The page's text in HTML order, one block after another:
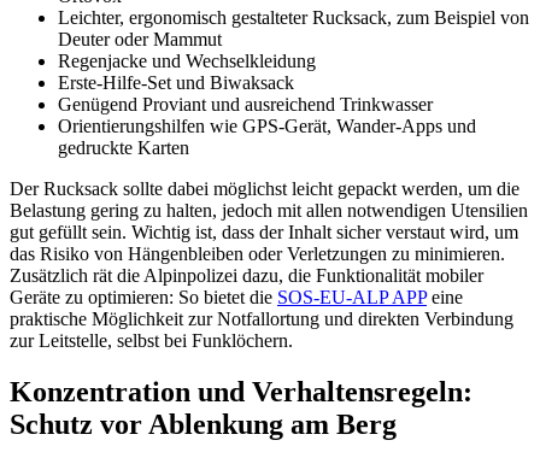
Leichter, ergonomisch gestalteter Rucksack, zum Beispiel von
Deuter oder Mammut
Regenjacke und Wechselkleidung
Erste-Hilfe-Set und Biwaksack
Genügend Proviant und ausreichend Trinkwasser
Orientierungshilfen wie GPS-Gerät, Wander-Apps und
gedruckte Karten
Der Rucksack sollte dabei möglichst leicht gepackt werden, um die
Belastung gering zu halten, jedoch mit allen notwendigen Utensilien
gut gefüllt sein. Wichtig ist, dass der Inhalt sicher verstaut wird, um
das Risiko von Hängenbleiben oder Verletzungen zu minimieren.
Zusätzlich rät die Alpinpolizei dazu, die Funktionalität mobiler
Geräte zu optimieren: So bietet die SOS-EU-ALP APPeine
praktische Möglichkeit zur Notfallortung und direkten Verbindung
zur Leitstelle, selbst bei Funklöchern.
Konzentration und Verhaltensregeln:
Schutz vor Ablenkung am Berg